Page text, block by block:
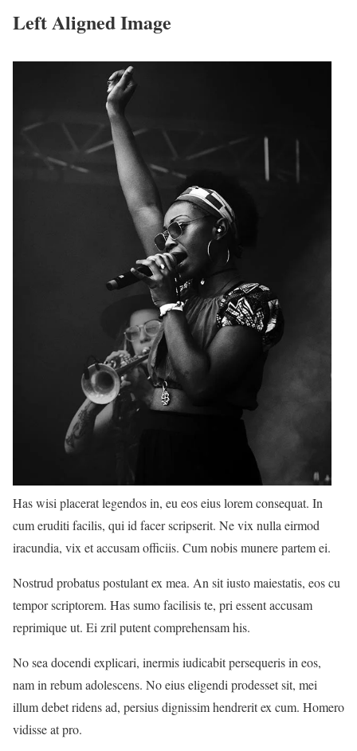
Left Aligned Image
Has wisi placerat legendos in, eu eos eius lorem consequat. In
cum eruditi facilis, qui id facer scripserit. Ne vix nulla eirmod
iracundia, vix et accusam officiis. Cum nobis munere partem ei.
Nostrud probatus postulant ex mea. An sit iusto maiestatis, eos cu
tempor scriptorem. Has sumo facilisis te, pri essent accusam
reprimique ut. Ei zril putent comprehensam his.
No sea docendi explicari, inermis iudicabit persequeris in eos,
nam in rebum adolescens. No eius eligendi prodesset sit, mei
illum debet ridens ad, persius dignissim hendrerit ex cum. Homero
vidisse at pro.